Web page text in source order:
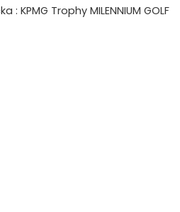
: KPMG Trophy MILENNIUM GOLF